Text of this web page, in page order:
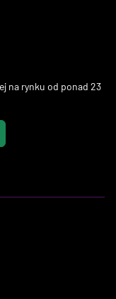
na rynku od ponad 23